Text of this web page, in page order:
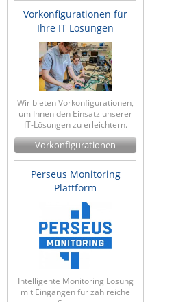
Vorkonfigurationen für
Ihre IT Lösungen
Wir bieten Vorkonfigurationen,
um Ihnen den Einsatz unserer
IT-Lösungen zu erleichtern.
Vorkonfigurationen
Perseus Monitoring
Plattform
Intelligente Monitoring Lösung
mit Eingängen für zahlreiche